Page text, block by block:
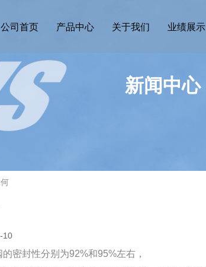
公司首页 产品中心 关于我们 业绩展示
新闻中心
10
密封性分别为92%和95%左右，